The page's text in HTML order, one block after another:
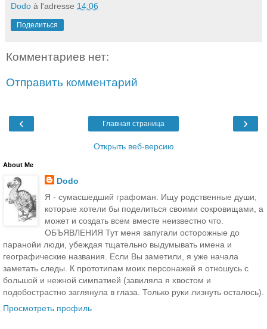
Dodo à l'adresse 14:06
Поделиться
Комментариев нет:
Отправить комментарий
‹ ›
Главная страница
Открыть веб-версию
About Me
Dodo
Я - сумасшедший графоман. Ищу родственные души,
которые хотели бы поделиться своими сокровищами, а
может и создать всем вместе неизвестно что.
ОБЪЯВЛЕНИЯ Тут меня запугали осторожные до
паранойи люди, убеждая тщательно выдумывать имена и
географические названия. Если Вы заметили, я уже начала
заметать следы. К прототипам моих персонажей я отношусь с
большой и нежной симпатией (завиляла я хвостом и
подобострастно заглянула в глаза. Только руки лизнуть осталось).
Просмотреть профиль